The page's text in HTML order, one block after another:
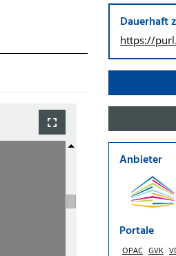
Dauerhaft
https://
Anbieter
Portale
OPAC GVK